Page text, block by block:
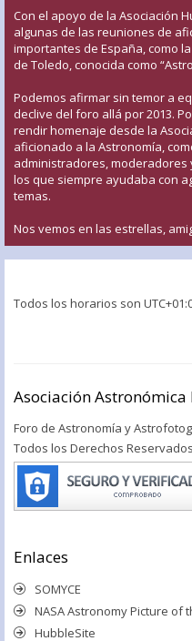
Con el apoyo de la Asociación
algunas de las reuniones de
importantes de España, como
de Toledo, conocida como
Podemos afirmar sin temor a
declive del foro allá por 2013.
rendir homenaje desde la
aficionado a la Astronomía,
administradores, moderadores
los que siempre ayudaba con
temas.
Nos vemos en las estrellas,
Todos los horarios son
Asociación Astronómica
Foro de Astronomía y
Todos los Derechos Reservados
Enlaces
SOMYCE
NASA Astronomy Picture of
HubbleSite